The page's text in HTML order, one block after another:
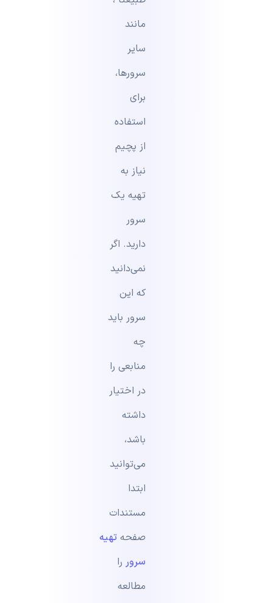
مانند
سایر
سرورها،
برای
استفاده
از پچیم
نیاز به
تهیه یک
سرور
دارید. اگر
نمی‌دانید
که این
سرور باید
چه
منابعی را
در اختیار
داشته
باشد،
می‌توانید
ابتدا
مستندات
صفحه تهیه
سروررا
مطالعه